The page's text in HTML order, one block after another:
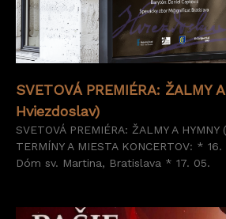
SVETOVÁ PREMIÉRA: ŽALMY
Hviezdoslav)
SVETOVÁ PREMIÉRA: ŽALMY A
TERMÍNY A MIESTA KONCERTOV: *
Dóm sv. Martina, Bratislava * 17. 05.